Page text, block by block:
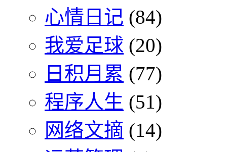
心情日记 (84)
我爱足球 (20)
日积月累 (77)
程序人生 (51)
网络文摘 (14)